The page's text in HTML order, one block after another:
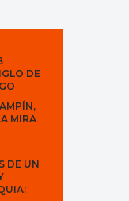
DE
MIRA
DE UN